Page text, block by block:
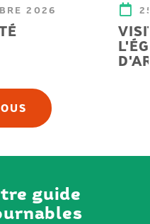
2026
guide